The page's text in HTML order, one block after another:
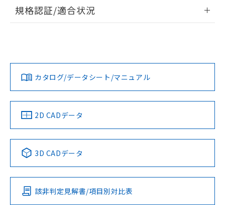
ログイン/会員登録
ダウンロードデータをご利用いただく前に、以下を必ずお読
みください。
ソフトウェアの使用条件
EU RoHS 注意事項・凡例
対応済み
中国 RoHS 注意事項・凡例
Pb Hg Cd Cr(VI)
O
規格認証/適合状況
カタログ/データシート/マニュアル
2D CADデータ
3D CADデータ
該非判定見解書/項目別対比表